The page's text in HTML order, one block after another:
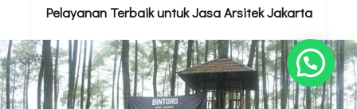
Pelayanan Terbaik untuk Jasa Arsitek Jakarta